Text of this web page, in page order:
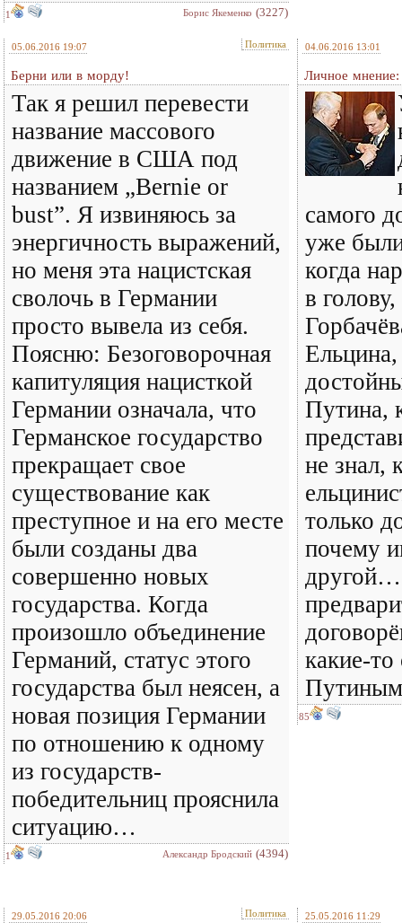
1 Борис Якеменко (3227)
05.06.2016 19:07 Политика
Берни или в морду!
Так я решил перевести
название массового
движение в США под
названием „Bernie or
bust”. Я извиняюсь за
энергичность выражений,
но меня эта нацистская
сволочь в Германии
просто вывела из себя.
Поясню: Безоговорочная
капитуляция нацисткой
Германии означала, что
Германское государство
прекращает свое
существование как
преступное и на его месте
были созданы два
совершенно новых
государства. Когда
произошло объединение
Германий, статус этого
государства был неясен, а
новая позиция Германии
по отношению к одному
из государств-
победительниц прояснила
ситуацию…
1 Александр Бродский (4394)
04.06.2016 13:01
Личное
самого
уже
когда
в
Путина,
не знал,
только
почему
какие-
85
29.05.2016 20:06 Политика 25.05.2016 11:29